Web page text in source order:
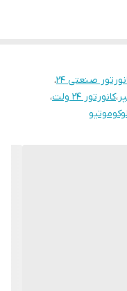
صنعتی ۲۴
،
،کانورتور ۲۴ ولت
،